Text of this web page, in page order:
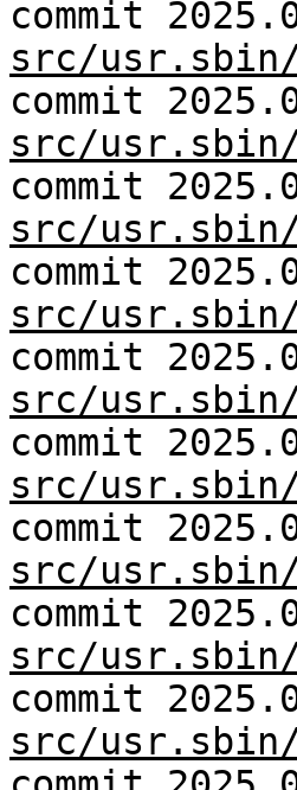
commit
src/
commit
src/
commit
src/
commit
src/
commit
src/
commit
src/
commit
src/
commit
src/
commit
src/